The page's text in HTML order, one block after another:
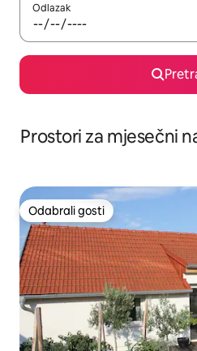
Odlazak
Prostori za mjesečni
Odabrali gosti
Odabrali gosti